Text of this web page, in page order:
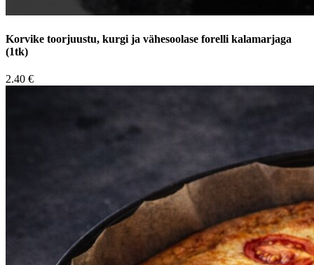
Korvike toorjuustu, kurgi ja vähesoolase forelli kalamarjaga
(1tk)
2.40 €